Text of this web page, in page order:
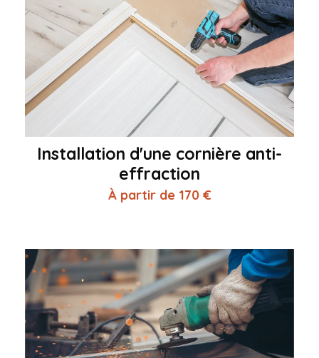
Installation d'une cornière anti-
effraction
À partir de 170 €